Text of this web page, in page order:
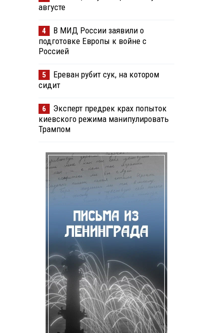
августе
4
В МИД России заявили о
подготовке Европы к войне с
Россией
5
Ереван рубит сук, на котором
сидит
6
Эксперт предрек крах попыток
киевского режима манипулировать
Трампом